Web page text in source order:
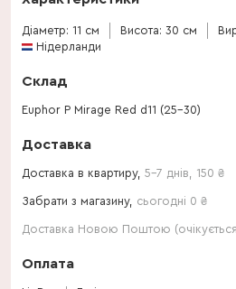
Діаметр: 11 см Висота: 30 см
Нідерланди
Склад
Euphor P Mirage Red d11 (25-30)
Доставка
Доставка в квартиру, 5-7 днів 150 ₴
Забрати з магазину, сьогодні 0 ₴
Доставка Новою Поштою
Оплата